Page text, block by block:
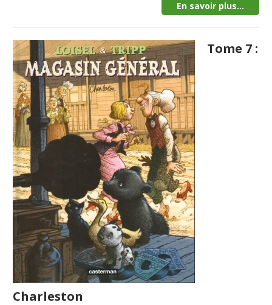
En savoir plus...
Tome 7 :
Charleston